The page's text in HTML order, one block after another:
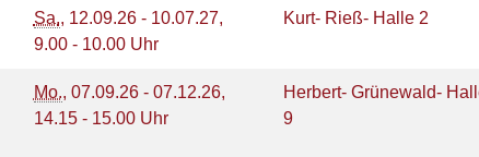
Sa., 12.09.26 - 10.07.27,
9.00 - 10.00 Uhr
Kurt- Rieß- Halle 2
Mo., 07.09.26 - 07.12.26,
14.15 - 15.00 Uhr
Herbert- Grünewald-
9